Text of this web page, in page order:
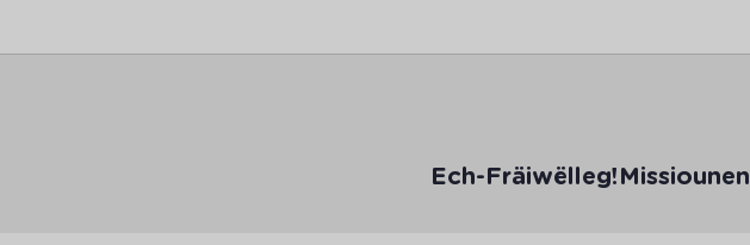
Ech-Fräiwëlleg! Missiounen